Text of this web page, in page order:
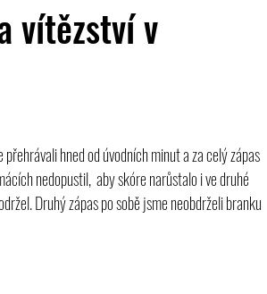
vítězství v
hned od úvodních minut a za celý zápas
nedopustil,  aby skóre narůstalo i ve druhé
Druhý zápas po sobě jsme neobdrželi branku